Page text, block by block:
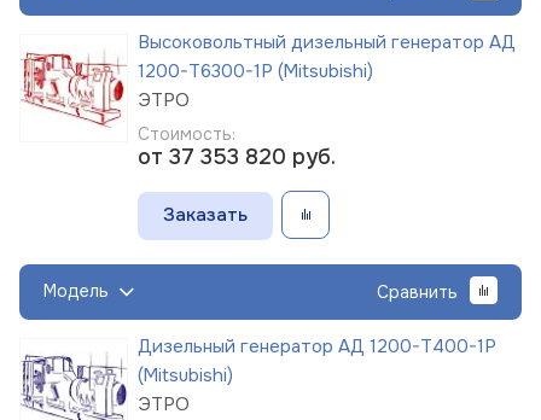
Высоковольтный дизельный генератор АД
1200-Т6300-1Р (Mitsubishi)
ЭТРО
Стоимость:
от 37 353 820 руб.
Заказать
Модель Сравнить
Дизельный генератор АД 1200-Т400-1Р
(Mitsubishi)
ЭТРО